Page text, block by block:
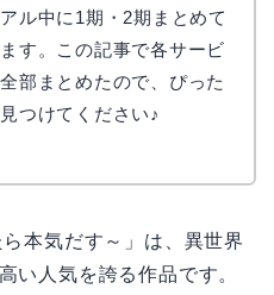
ル中に1期・2期まとめて
す。この記事で各サービ
部まとめたので、ぴった
つけてください♪
本気だす～」は、異世界
い人気を誇る作品です。